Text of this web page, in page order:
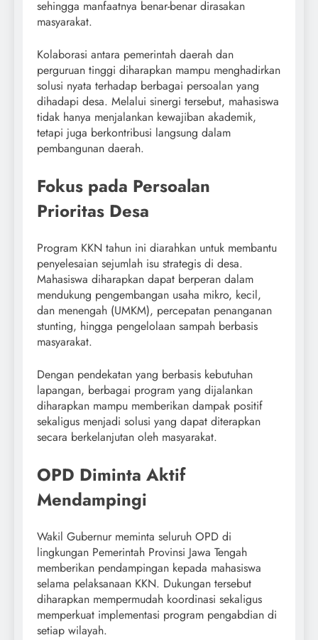
sehingga manfaatnya benar-benar dirasakan
masyarakat.
Kolaborasi antara pemerintah daerah dan
perguruan tinggi diharapkan mampu menghadirkan
solusi nyata terhadap berbagai persoalan yang
dihadapi desa. Melalui sinergi tersebut, mahasiswa
tidak hanya menjalankan kewajiban akademik,
tetapi juga berkontribusi langsung dalam
pembangunan daerah.
Fokus pada Persoalan
Prioritas Desa
Program KKN tahun ini diarahkan untuk membantu
penyelesaian sejumlah isu strategis di desa.
Mahasiswa diharapkan dapat berperan dalam
mendukung pengembangan usaha mikro, kecil,
dan menengah (UMKM), percepatan penanganan
stunting, hingga pengelolaan sampah berbasis
masyarakat.
Dengan pendekatan yang berbasis kebutuhan
lapangan, berbagai program yang dijalankan
diharapkan mampu memberikan dampak positif
sekaligus menjadi solusi yang dapat diterapkan
secara berkelanjutan oleh masyarakat.
OPD Diminta Aktif
Mendampingi
Wakil Gubernur meminta seluruh OPD di
lingkungan Pemerintah Provinsi Jawa Tengah
memberikan pendampingan kepada mahasiswa
selama pelaksanaan KKN. Dukungan tersebut
diharapkan mempermudah koordinasi sekaligus
memperkuat implementasi program pengabdian di
setiap wilayah.